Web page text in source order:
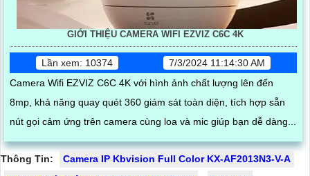
GIỚI THIỆU CAMERA WIFI EZVIZ C6C 4K
Lần xem: 10374
7/3/2024 11:14:30 AM
Camera Wifi EZVIZ C6C 4K với hình ảnh chất lượng lên đến
8mp, khả năng quay quét 360 giám sát toàn diện, tích hợp sẵn
nút gọi cảm ứng trên camera cùng loa và mic giúp bạn dễ dàng...
Thông Tin:
Camera IP Kbvision Full Color KX-AF2013N3-V-A